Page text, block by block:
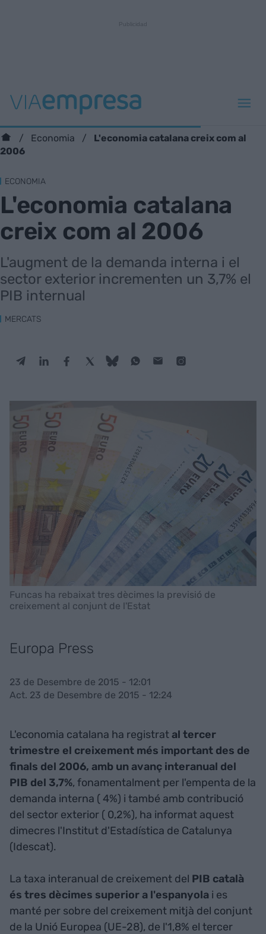
Economia
L'economia catalana creix com al
2006
ECONOMIA
L'economia catalana
creix com al 2006
L'augment de la demanda interna i el
sector exterior incrementen un 3,7% el
PIB internual
MERCATS
Funcas ha rebaixat tres dècimes la previsió de
creixement al conjunt de l'Estat
Europa Press
23 de Desembre de 2015 - 12:01
Act. 23 de Desembre de 2015 - 12:24
L'economia catalana ha registratal tercer
trimestre el creixement més important des de
finals del 2006, amb un avanç interanual del
PIB del 3,7%, fonamentalment per l'empenta de la
demanda interna ( 4%) i també amb contribució
del sector exterior ( 0,2%), ha informat aquest
dimecres l'Institut d'Estadística de Catalunya
(Idescat).
La taxa interanual de creixement del PIB català
és tres dècimes superior a l'espanyola i es
manté per sobre del creixement mitjà del conjunt
de la Unió Europea (UE-28), de l'1,8% el tercer